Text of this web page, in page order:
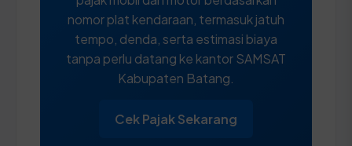
nomor plat kendaraan, termasuk jatuh
tempo, denda, serta estimasi biaya
tanpa perlu datang ke kantor SAMSAT
Kabupaten Batang.
Cek Pajak Sekarang